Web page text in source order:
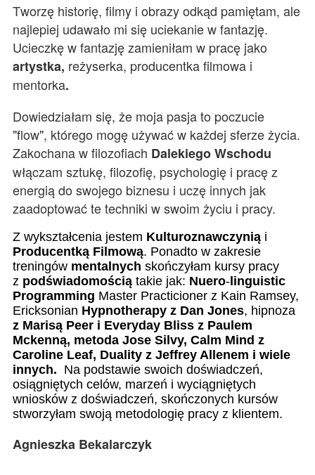
Tworzę historię, filmy i obrazy odkąd pamiętam, ale
najlepiej udawało mi się uciekanie w fantazję.
Ucieczkę w fantazję zamieniłam w pracę jako
artystka, reżyserka, producentka filmowa i
mentorka.
Dowiedziałam się, że moja pasja to poczucie
"flow", którego mogę używać w każdej sferze życia.
Zakochana w filozofiach DalekiegoWschodu
włączam sztukę, filozofię, psychologię i pracę z
energią do swojego biznesu i uczę innych jak
zaadoptować te techniki w swoim życiu i pracy.
Z wykształcenia jestem Kulturoznawczynią i
Producentką Filmową. Ponadto w zakresie
treningów mentalnych skończyłam kursy pracy
z podświadomością takie jak: Nuero-linguistic
Programming Master Practicioner z Kain Ramsey,
Ericksonian Hypnotherapy z Dan Jones, hipnoza
z Marisą Peer i Everyday Bliss z Paulem
Mckenną, metoda Jose Silvy, Calm Mind z
Caroline Leaf, Duality z Jeffrey Allenem i wiele
innych. Na podstawie swoich doświadczeń,
osiągniętych celów, marzeń i wyciągniętych
wniosków z doświadczeń, skończonych kursów
stworzyłam swoją metodologię pracy z klientem.
Agnieszka Bekalarczyk